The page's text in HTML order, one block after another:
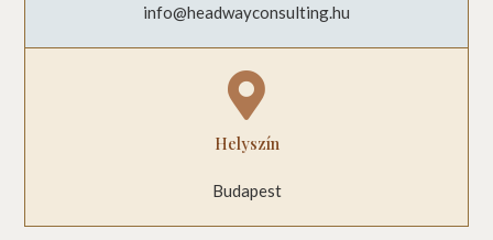
info@headwayconsulting.hu

Helyszín
Budapest